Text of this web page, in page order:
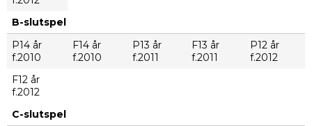
B-slutspel
P14 år
f.2010
F14 år
f.2010
P13 år
f.2011
F13 år
f.2011
P12 år
f.2012
F12 år
f.2012
C-slutspel